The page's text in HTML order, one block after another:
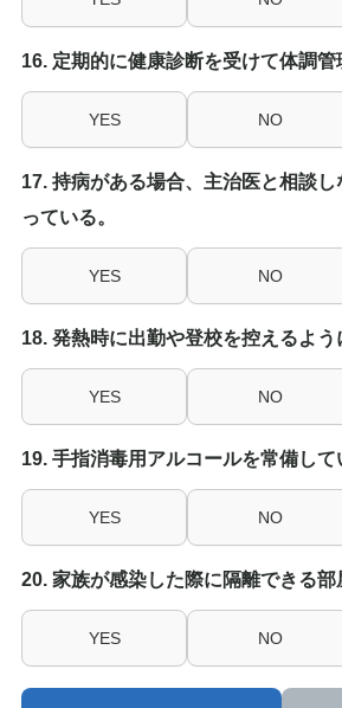
16. 定期的に健康診断を受けて体調管
YES NO
17. 持病がある場合、主治医と相談
っている。
YES NO
18. 発熱時に出勤や登校を控えるよう
YES NO
19. 手指消毒用アルコールを常備して
YES NO
20. 家族が感染した際に隔離できる部
YES NO